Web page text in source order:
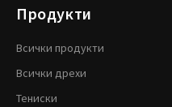
Продукти
Всички продукти
Всички дрехи
Тениски